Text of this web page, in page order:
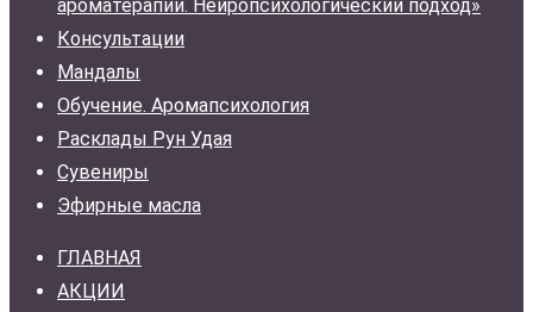
ароматерапии. Нейропсихологический подход»
Консультации
Мандалы
Обучение. Аромапсихология
Расклады Рун Удая
Сувениры
Эфирные масла
ГЛАВНАЯ
АКЦИИ